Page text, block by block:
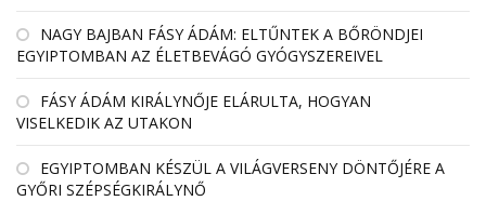
NAGY BAJBAN FÁSY ÁDÁM: ELTŰNTEK A BŐRÖNDJEI
EGYIPTOMBAN AZ ÉLETBEVÁGÓ GYÓGYSZEREIVEL
FÁSY ÁDÁM KIRÁLYNŐJE ELÁRULTA, HOGYAN
VISELKEDIK AZ UTAKON
EGYIPTOMBAN KÉSZÜL A VILÁGVERSENY DÖNTŐJÉRE A
GYŐRI SZÉPSÉGKIRÁLYNŐ